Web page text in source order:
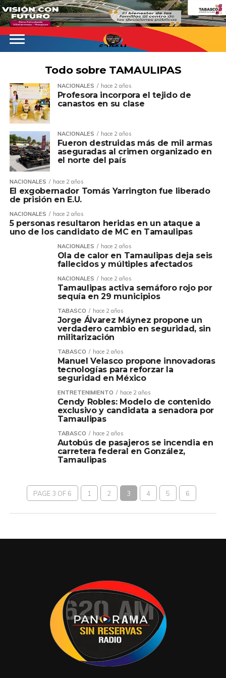
620AM
Todo sobre TAMAULIPAS
NACIONALES hace 2 años
Profesora incorpora el tejido de
canastos en su clase
NACIONALES hace 2 años
Fueron destruidas más de mil armas
aseguradas al crimen organizado en
el norte del país
NACIONALES hace 2 años
El exgobernador Tomás Yarrington fue liberado
de prisión en E.U.
NACIONALES hace 2 años
5 personas resultaron heridas en un ataque a
uno de los candidato de MC en Tamaulipas
NACIONALES hace 2 años
Ola de calor en Tamaulipas deja seis
fallecidos y múltiples afectados
NACIONALES hace 2 años
Tamaulipas activa semáforo rojo por
sequía en 29 municipios
TABASCO hace 2 años
Jorge Álvarez Máynez propone un
verdadero cambio en seguridad, sin
militarización
TABASCO hace 2 años
Manuel Velasco propone innovadoras
tecnologías para reforzar la
seguridad en México
ENTRETENIMIENTO hace 2 años
Cendy Robles: Modelo de contenido
exclusivo y candidata a senadora por
Tamaulipas
TABASCO hace 2 años
Autobús de pasajeros se incendia en
carretera federal en González,
Tamaulipas
PAGE 3 OF 6 1 2 3 4 5 6